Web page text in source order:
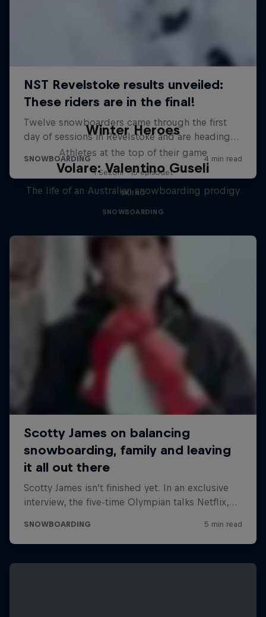
Winter Heroes
Athletes at the top of their game
1 Sezoni · 15 episodet
SKIING
Volare: Valentino Guseli
The life of an Australian snowboarding prodigy
SNOWBOARDING